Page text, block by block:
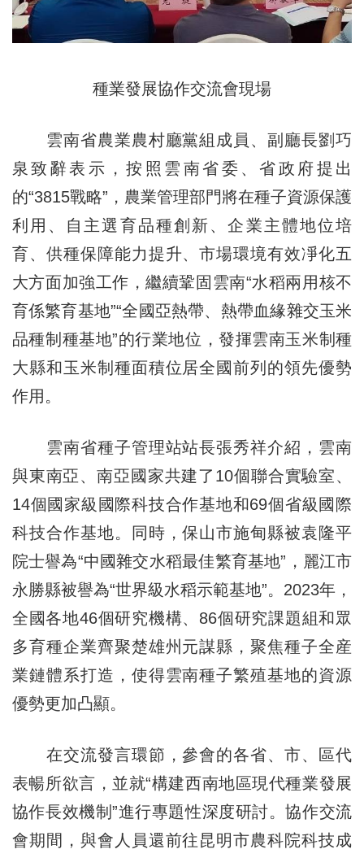
種業發展協作交流會現場
雲南省農業農村廳黨組成員、副廳長劉巧
泉致辭表示，按照雲南省委、省政府提出
的“3815戰略”，農業管理部門將在種子資源保護
利用、自主選育品種創新、企業主體地位培
育、供種保障能力提升、市場環境有效凈化五
大方面加強工作，繼續鞏固雲南“水稻兩用核不
育係繁育基地”“全國亞熱帶、熱帶血緣雜交玉米
品種制種基地”的行業地位，發揮雲南玉米制種
大縣和玉米制種面積位居全國前列的領先優勢
作用。
雲南省種子管理站站長張秀祥介紹，雲南
與東南亞、南亞國家共建了10個聯合實驗室、
14個國家級國際科技合作基地和69個省級國際
科技合作基地。同時，保山市施甸縣被袁隆平
院士譽為“中國雜交水稻最佳繁育基地”，麗江市
永勝縣被譽為“世界級水稻示範基地”。2023年，
全國各地46個研究機構、86個研究課題組和眾
多育種企業齊聚楚雄州元謀縣，聚焦種子全産
業鏈體系打造，使得雲南種子繁殖基地的資源
優勢更加凸顯。
在交流發言環節，參會的各省、市、區代
表暢所欲言，並就“構建西南地區現代種業發展
協作長效機制”進行專題性深度研討。協作交流
會期間，與會人員還前往昆明市農科院科技成